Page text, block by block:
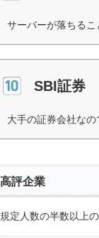
サーバーが落ちるこ
SBI証券
大手の証券会社なの
高評企業
規定人数の半数以上